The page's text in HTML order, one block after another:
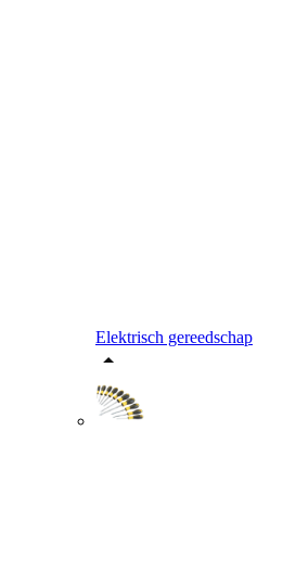
Elektrisch gereedschap